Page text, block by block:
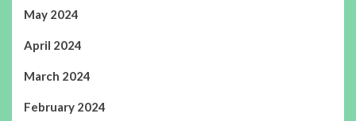
May 2024
April 2024
March 2024
February 2024